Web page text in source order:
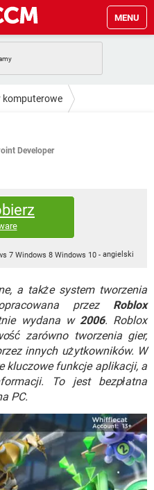
MENU
WHATSAPP
FACEBOOK
TIKTOK
NETFLIX
FACEBOOK
WHATSAPP
NETFLIX
FACEBOOK
TIKTOK
FACEBOOK
komputerowe
Developer
7 Windows 8 Windows 10-angielski
a także system tworzenia
przez Roblox
wydana w 2006. Roblox
zarówno tworzenia gier,
innych użytkowników. W
kluczowe funkcje aplikacji, a
To jest bezpłatna
PC.